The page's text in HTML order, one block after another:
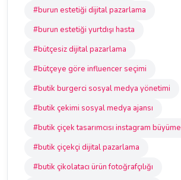
#burun estetiği dijital pazarlama
#burun estetiği yurtdışı hasta
#bütçesiz dijital pazarlama
#bütçeye göre influencer seçimi
#butik burgerci sosyal medya yönetimi
#butik çekimi sosyal medya ajansı
#butik çiçek tasarımcısı instagram büyüme
#butik çiçekçi dijital pazarlama
#butik çikolatacı ürün fotoğrafçılığı